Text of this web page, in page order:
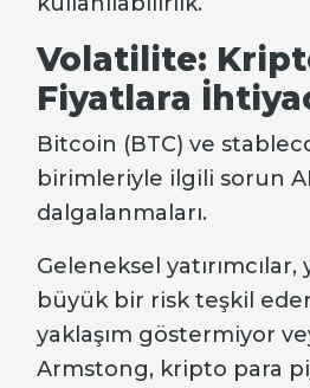
Volatilite:
Fiyatlara
Bitcoin (BTC) ve
birimleriyle ilgili sorun
dalgalanmaları.
Geleneksel
büyük bir risk teşkil
yaklaşım göstermiyor
Armstong, kripto para